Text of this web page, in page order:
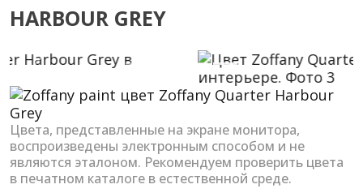
HARBOUR GREY
Next
Цвета, представленные на экране монитора,
воспроизведены электронным способом и не
являются эталоном. Рекомендуем проверить цвета
в печатном каталоге в естественной среде.